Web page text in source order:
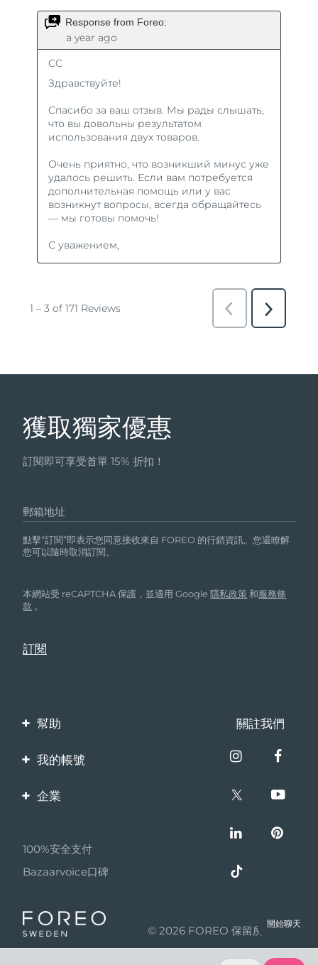
獲取獨家優惠
訂閱即可享受首單 15% 折扣！
郵箱地址
點擊“訂閱”即表示您同意接收來自 FOREO 的行銷資訊。您還瞭解
您可以隨時取消訂閱。
本網站受 reCAPTCHA 保護，並適用 Google隱私政策 和服務條
款 。
幫助
聯繫我們
保修與退換貨
關註我們
我的帳號
產品註冊
企業
夥伴計畫
聯盟新聞
成為合作夥伴
100%安全支付
Bazaarvoice口碑
© 2026 FOREO 保留所有權利
開始聊天